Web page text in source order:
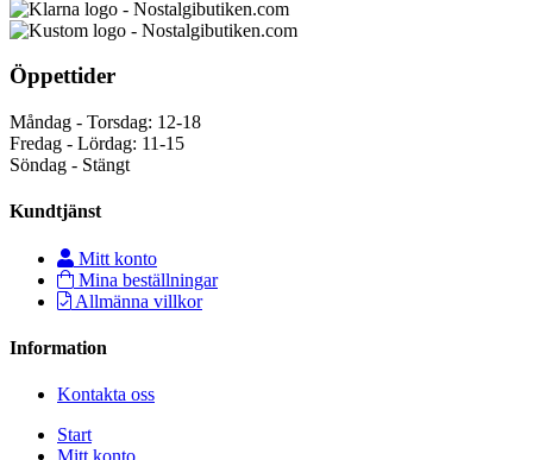
Öppettider
Måndag - Torsdag: 12-18
Fredag - Lördag: 11-15
Söndag - Stängt
Kundtjänst
Mitt konto
Mina beställningar
Allmänna villkor
Information
Kontakta oss
Start